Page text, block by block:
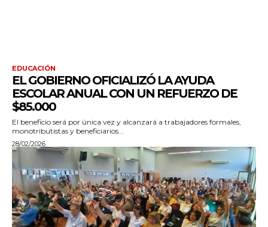
EDUCACIÓN
EL GOBIERNO OFICIALIZÓ LA AYUDA
ESCOLAR ANUAL CON UN REFUERZO DE
$85.000
El beneficio será por única vez y alcanzará a trabajadores formales,
monotributistas y beneficiarios...
28/02/2026